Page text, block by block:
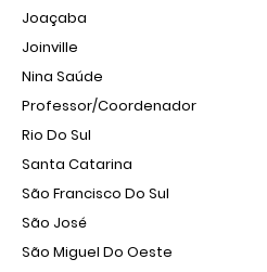
Joaçaba
Joinville
Nina Saúde
Professor/Coordenador
Rio Do Sul
Santa Catarina
São Francisco Do Sul
São José
São Miguel Do Oeste